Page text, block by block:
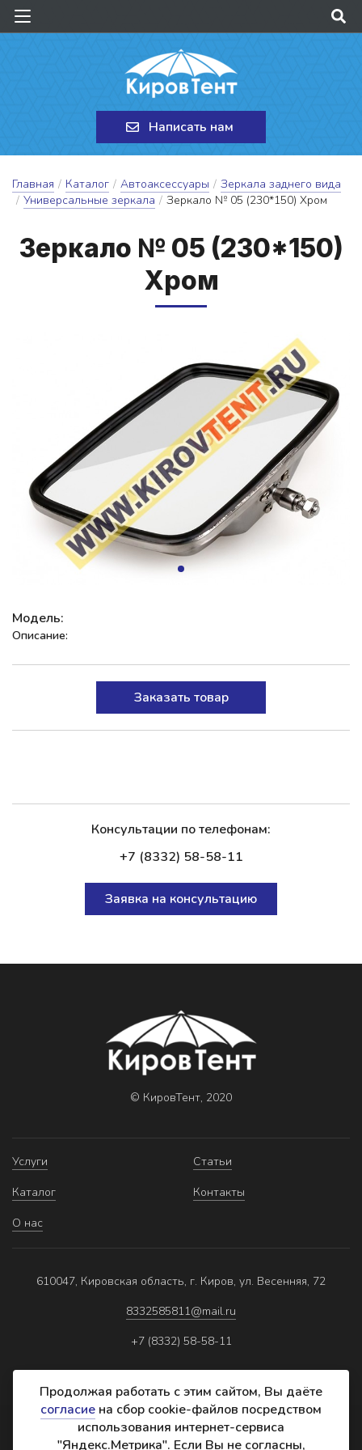
Написать нам
Главная / Каталог / Автоаксессуары / Зеркала заднего вида
/ Универсальные зеркала / Зеркало № 05 (230*150) Хром
Зер­ка­ло № 05 (230*150)
Хром
Модель:
Описание:
Заказать товар
Консультации по телефонам:
+7 (8332) 58-58-11
Заявка на консультацию
© КировТент, 2020
Услуги
Каталог
О нас
Статьи
Контакты
610047, Кировская область, г. Киров, ул. Весенняя, 72
8332585811@mail.ru
+7 (8332) 58-58-11
Политика обработки персональных данных
Продолжая работать с этим сайтом, Вы даёте
согласие на сбор cookie-файлов посредством
использования интернет-сервиса
"Яндекс.Метрика". Если Вы не согласны,